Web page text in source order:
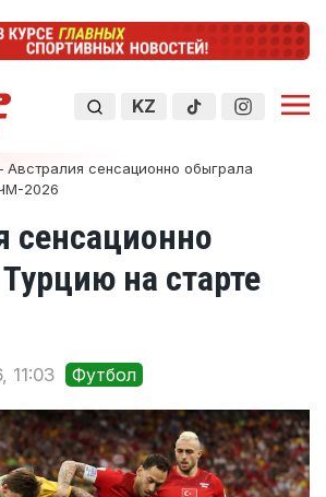
KZ
Австралия сенсационно обыграла
2026
сенсационно
на старте
11:03 Футбол